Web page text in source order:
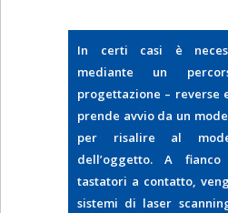
In certi casi è
mediante un
progettazione – reverse
prende avvio da un
per risalire al
dell’oggetto. A
tastatori a contatto,
sistemi di laser